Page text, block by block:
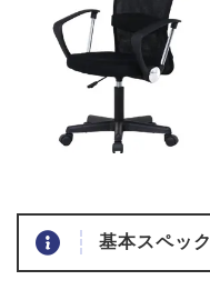
基本スペック